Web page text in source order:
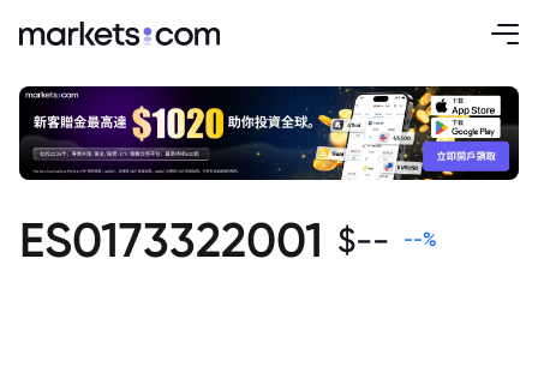
ES0173322001 $-- --%